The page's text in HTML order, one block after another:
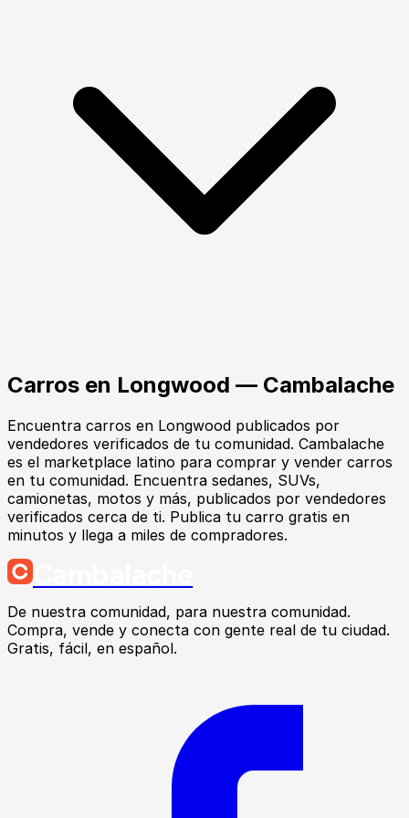
Carros en Longwood — Cambalache
Encuentra carros en Longwood publicados por
vendedores verificados de tu comunidad. Cambalache
es el marketplace latino para comprar y vender carros
en tu comunidad. Encuentra sedanes, SUVs,
camionetas, motos y más, publicados por vendedores
verificados cerca de ti. Publica tu carro gratis en
minutos y llega a miles de compradores.
De nuestra comunidad, para nuestra comunidad.
Compra, vende y conecta con gente real de tu ciudad.
Gratis, fácil, en español.